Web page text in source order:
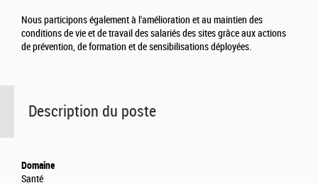
Description du poste
Domaine
Santé
Nous participons également à l'amélioration et au maintien des
conditions de vie et de travail des salariés des sites grâce aux actions
de prévention, de formation et de sensibilisations déployées.